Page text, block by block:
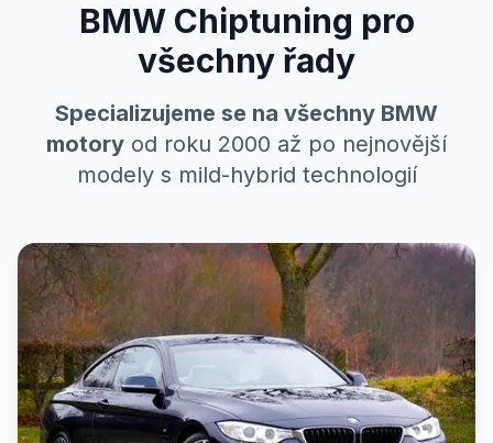
BMW Chiptuning pro
všechny řady
Specializujeme se na všechny BMW
motory od roku 2000 až po nejnovější
modely s mild-hybrid technologií